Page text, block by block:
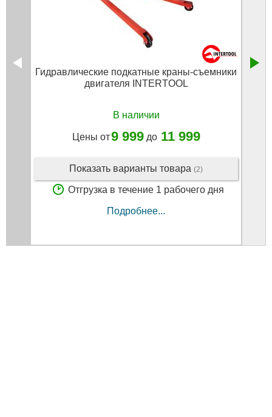
Гидравлические подкатные краны-съемники
двигателя INTERTOOL
В наличии
Цены от9 999до 11 999
Показать варианты товара (2)
Отгрузка в течение 1 рабочего дня
Подробнее...